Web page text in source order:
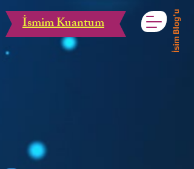
İsmim Kuantum İsim Blog'u